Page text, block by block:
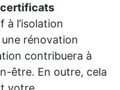
certificats
à l’isolation
rénovation
contribuera à
être. En outre, cela